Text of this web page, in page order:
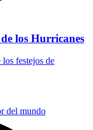
los Hurricanes
festejos de